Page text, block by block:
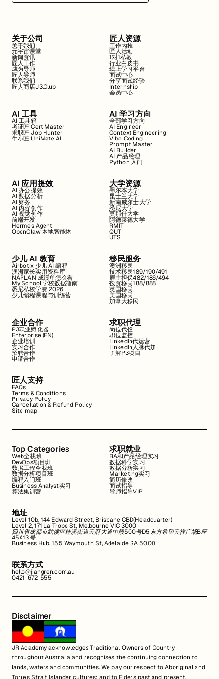
关于公司
关于我们
元宇宙课堂
新闻资讯
匠人工作
成为导师
匠人导师
联系我们
匠人商店J3.Club
匠人资源
工作内推
匠人活动
1对1私教
行业白皮书
线上学习平台
面试中心
分享面试经验
Internship
会员中心
AI 工具
AI 工具箱
考证匠 Cert Master
求职匠 Job Hunter
牛小匠 UniMate AI
AI 学习方向
全部学习方向
AI Engineer
Context Engineering
Vibe Coding
Prompt Master
AI Builder
AI 产品经理
Python 入门
AI 应用提效
AI 办公提效
AI 数据分析
AI 财务
AI 内容创作
AI 视觉创作
前端开发
Hermes Agent
OpenClaw 本地智能体
大学资源
墨尔本大学
昆士兰大学
新南威尔士大学
悉尼大学
莫那什大学
阿德莱德大学
RMIT
QUT
UTS
少儿 AI 教育
Airbotix 少儿 AI 编程
澳洲家长实用资料库
NAPLAN 成绩单怎么看
My School 学校数据指南
悉尼私校学费 2026
少儿编程课程与训练营
移民服务
澳洲移民
技术移民189/190/491
雇主担保482/186/494
投资移民188/888
英国移民
美国移民
加拿大移民
企业合作
P3职业孵化器
Enterprise (EN)
企业培训
实习合作
招聘合作
申请合作
求职代理
岗位代投
职位监控
LinkedIn代运营
LinkedIn人脉代加
了解P3项目
匠人支持
FAQs
Terms & Conditions
Privacy Policy
Cancellation & Refund Policy
Site map
Top Categories
Web全栈班
DevOps项目班
数据工程全栈班
数据分析项目班
编程入门班
Business Analyst实习
算法集训营
求职就业
BA和产品经理实习
数据科学实习
数据分析实习
Marketing实习
简历修改
面试指导
导师指导VIP
地址
Level 10b, 144 Edward Street, Brisbane CBD(Headquarter)
Level 2, 171 La Trobe St, Melbourne VIC 3000
四川省成都市武侯区桂溪街道天府大道中段500号D5东方希望天祥广场B座
45A13号
Business Hub, 155 Waymouth St, Adelaide SA 5000
联系方式
hello@jiangren.com.au
0421-672-555
Disclaimer
JR Academy acknowledges Traditional Owners of Country
throughout Australia and recognises the continuing connection to
lands, waters and communities. We pay our respect to Aboriginal and
Torres Strait Islander cultures; and to Elders past and present.